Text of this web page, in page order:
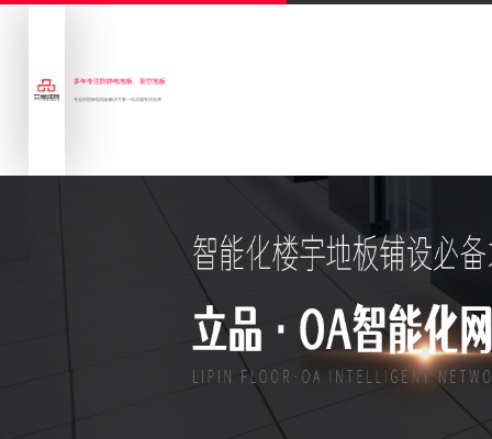
多年专注防静电地板、架空地板
专业的防静电地板解决方案一站式服务供应商